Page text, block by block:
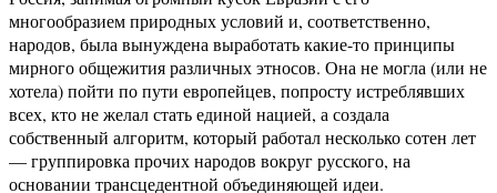
многообразием природных условий и, соответственно,
народов, была вынуждена выработать какие-то принципы
мирного общежития различных этносов. Она не могла (или не
хотела) пойти по пути европейцев, попросту истреблявших
всех, кто не желал стать единой нацией, а создала
собственный алгоритм, который работал несколько сотен лет
— группировка прочих народов вокруг русского, на
основании трансцедентной объединяющей идеи.